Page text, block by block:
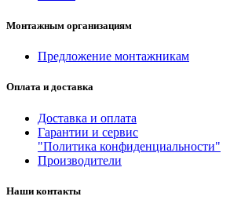
Монтажным организациям
Предложение монтажникам
Оплата и доставка
Доставка и оплата
Гарантии и сервис
"Политика конфиденциальности"
Производители
Наши контакты